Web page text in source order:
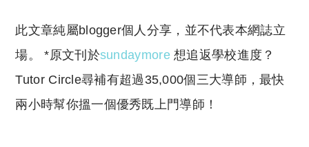
此文章純屬blogger個人分享，並不代表本網誌立
場。 *原文刊於sundaymore想追返學校進度？
Tutor Circle尋補有超過35,000個三大導師，最快
兩小時幫你搵一個優秀既上門導師！